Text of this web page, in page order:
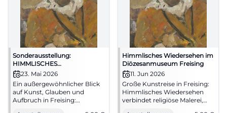
Sonderausstellung:
HIMMLISCHES
WIEDERSEHEN. Von Ludwig I.
zum Blauen Reiter
23. Mai 2026
Ein außergewöhnlicher Blick
auf Kunst, Glauben und
Aufbruch in Freising:
Himmlisches Wiedersehen im
Diözesanmuseum Freising
11. Jun 2026
Große Kunstreise in Freising:
Himmlisches Wiedersehen
verbindet religiöse Malerei,